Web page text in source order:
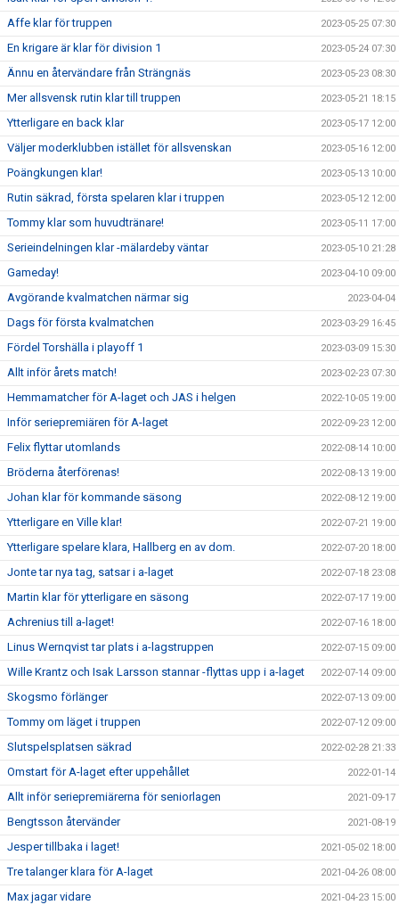
Affe klar för truppen 2023-05-25 07:30
En krigare är klar för division 1 2023-05-24 07:30
Ännu en återvändare från Strängnäs 2023-05-23 08:30
Mer allsvensk rutin klar till truppen 2023-05-21 18:15
Ytterligare en back klar 2023-05-17 12:00
Väljer moderklubben istället för allsvenskan 2023-05-16 12:00
Poängkungen klar! 2023-05-13 10:00
Rutin säkrad, första spelaren klar i truppen 2023-05-12 12:00
Tommy klar som huvudtränare! 2023-05-11 17:00
Serieindelningen klar -mälardeby väntar 2023-05-10 21:28
Gameday! 2023-04-10 09:00
Avgörande kvalmatchen närmar sig 2023-04-04
Dags för första kvalmatchen 2023-03-29 16:45
Fördel Torshälla i playoff 1 2023-03-09 15:30
Allt inför årets match! 2023-02-23 07:30
Hemmamatcher för A-laget och JAS i helgen 2022-10-05 19:00
Inför seriepremiären för A-laget 2022-09-23 12:00
Felix flyttar utomlands 2022-08-14 10:00
Bröderna återförenas! 2022-08-13 19:00
Johan klar för kommande säsong 2022-08-12 19:00
Ytterligare en Ville klar! 2022-07-21 19:00
Ytterligare spelare klara, Hallberg en av dom. 2022-07-20 18:00
Jonte tar nya tag, satsar i a-laget 2022-07-18 23:08
Martin klar för ytterligare en säsong 2022-07-17 19:00
Achrenius till a-laget! 2022-07-16 18:00
Linus Wernqvist tar plats i a-lagstruppen 2022-07-15 09:00
Wille Krantz och Isak Larsson stannar -flyttas upp i a-laget 2022-07-14 09:00
Skogsmo förlänger 2022-07-13 09:00
Tommy om läget i truppen 2022-07-12 09:00
Slutspelsplatsen säkrad 2022-02-28 21:33
Omstart för A-laget efter uppehållet 2022-01-14
Allt inför seriepremiärerna för seniorlagen 2021-09-17
Bengtsson återvänder 2021-08-19
Jesper tillbaka i laget! 2021-05-02 18:00
Tre talanger klara för A-laget 2021-04-26 08:00
Max jagar vidare 2021-04-23 15:00